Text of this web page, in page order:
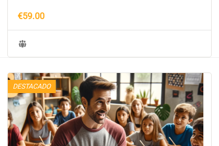
€59.00
DESTACADO